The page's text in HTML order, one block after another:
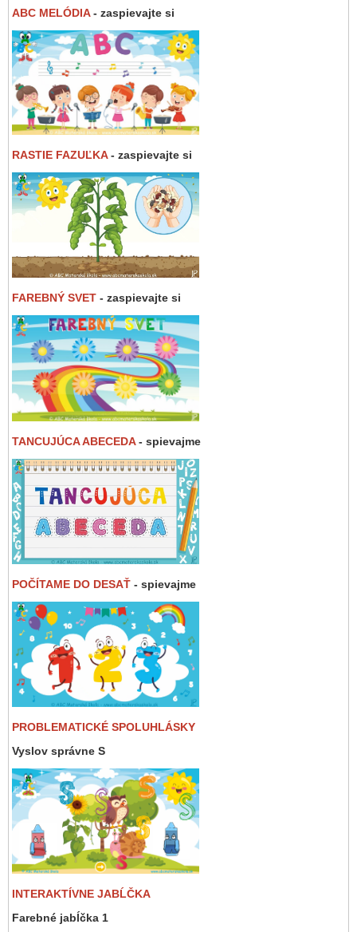
ABC MELÓDIA- zaspievajte si
RASTIE FAZUĽKA- zaspievajte si
FAREBNÝ SVET - zaspievajte si
TANCUJÚCA ABECEDA- spievajme
POČÍTAME DO DESAŤ - spievajme
PROBLEMATICKÉ SPOLUHLÁSKY
Vyslov správne S
INTERAKTÍVNE JABĹČKA
Farebné jabĺčka 1